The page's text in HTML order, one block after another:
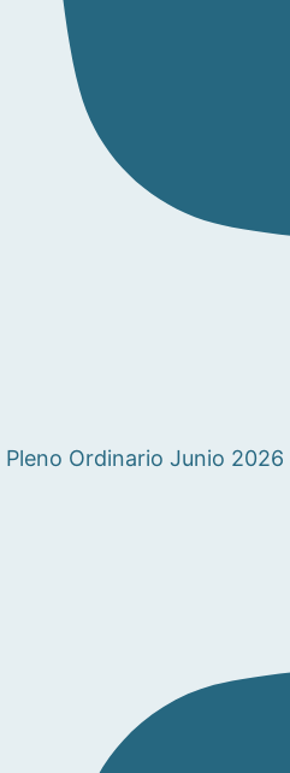
Pleno Ordinario Junio 2026